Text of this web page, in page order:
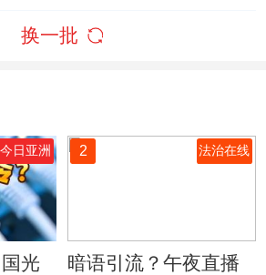
换一批
今日亚洲
光
2 法治在线
暗语引流？午夜直播